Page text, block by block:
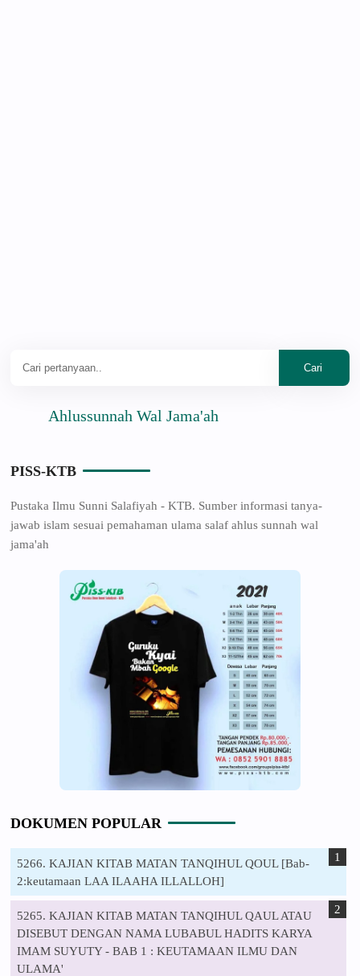
Ahlussunnah Wal Jama'ah
PISS-KTB
Pustaka Ilmu Sunni Salafiyah - KTB. Sumber informasi tanya-
jawab islam sesuai pemahaman ulama salaf ahlus sunnah wal
jama'ah
DOKUMEN POPULAR
5266. KAJIAN KITAB MATAN TANQIHUL QOUL [Bab-
2:keutamaan LAA ILAAHA ILLALLOH]
5265. KAJIAN KITAB MATAN TANQIHUL QAUL ATAU
DISEBUT DENGAN NAMA LUBABUL HADITS KARYA
IMAM SUYUTY - BAB 1 : KEUTAMAAN ILMU DAN
ULAMA'